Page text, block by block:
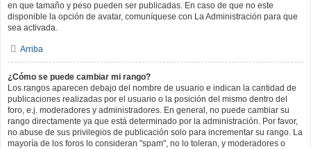
en que tamaño y peso pueden ser publicadas. En caso de que no este
disponible la opción de avatar, comuníquese con La Administración para que
sea activada.
Arriba
¿Cómo se puede cambiar mi rango?
Los rangos aparecen debajo del nombre de usuario e indican la cantidad de
publicaciones realizadas por el usuario o la posición del mismo dentro del
foro, e.j. moderadores y administradores. En general, no puede cambiar su
rango directamente ya que está determinado por la administración. Por favor,
no abuse de sus privilegios de publicación solo para incrementar su rango. La
mayoría de los foros lo consideran "spam", no lo toleran, y moderadores o